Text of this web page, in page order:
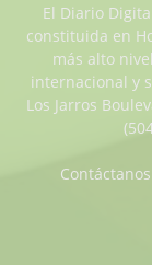
El Diario
constituida en
más alto
internacional y
Los Jarros